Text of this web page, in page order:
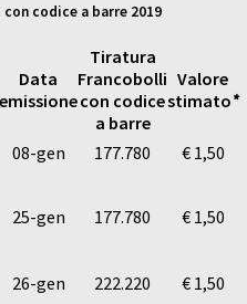
codice a barre 2019
Data
emissione
Tiratura
Francobolli
con codice
a barre
Valore
stimato*
08-gen 177.780
€ 1,50
25-gen 177.780 € 1,50
26-gen 222.220
€ 1,50